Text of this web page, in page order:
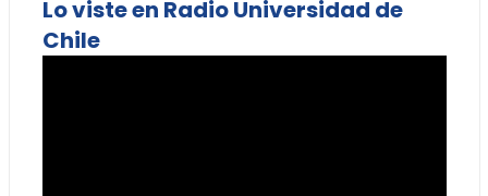
Lo viste en Radio Universidad de
Chile